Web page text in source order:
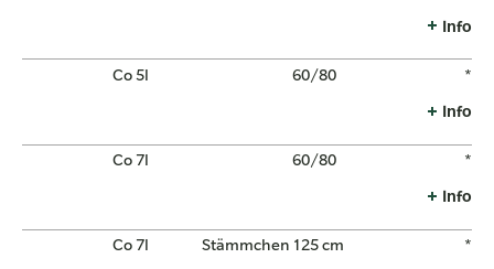
Info
Co 5l 60/80 *
Info
Co 7l 60/80 *
Info
Co 7l Stämmchen 125 cm *